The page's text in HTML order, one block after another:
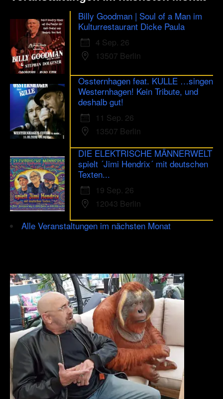
Billy Goodman | Soul of a Man im
Kulturrestaurant Dicke Paula
4 Sep. 26
13507 Berlin
Ossternhagen feat. KULLE …singen
Westernhagen! Kein Tribute, und
deshalb gut!
11 Sep. 26
13507 Berlin
DIE ELEKTRISCHE MÄNNERWELT
spielt ´Jimi Hendrix´ mit deutschen
Texten...
19 Sep. 26
12043 Berlin
Alle Veranstaltungen im nächsten Monat